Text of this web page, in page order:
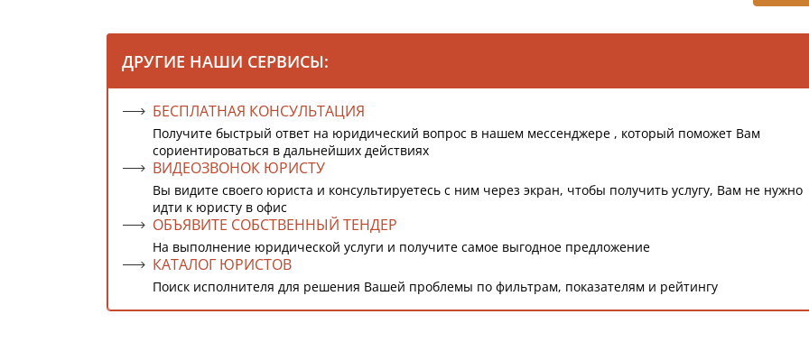
ДРУГИЕ НАШИ СЕРВИСЫ:
БЕСПЛАТНАЯ КОНСУЛЬТАЦИЯ
Получите быстрый ответ на юридический вопрос в нашем мессенджере , который поможет Вам
сориентироваться в дальнейших действиях
ВИДЕОЗВОНОК ЮРИСТУ
Вы видите своего юриста и консультируетесь с ним через экран, чтобы получить услугу, Вам не нужно
идти к юристу в офис
ОБЪЯВИТЕ СОБСТВЕННЫЙ ТЕНДЕР
На выполнение юридической услуги и получите самое выгодное предложение
КАТАЛОГ ЮРИСТОВ
Поиск исполнителя для решения Вашей проблемы по фильтрам, показателям и рейтингу